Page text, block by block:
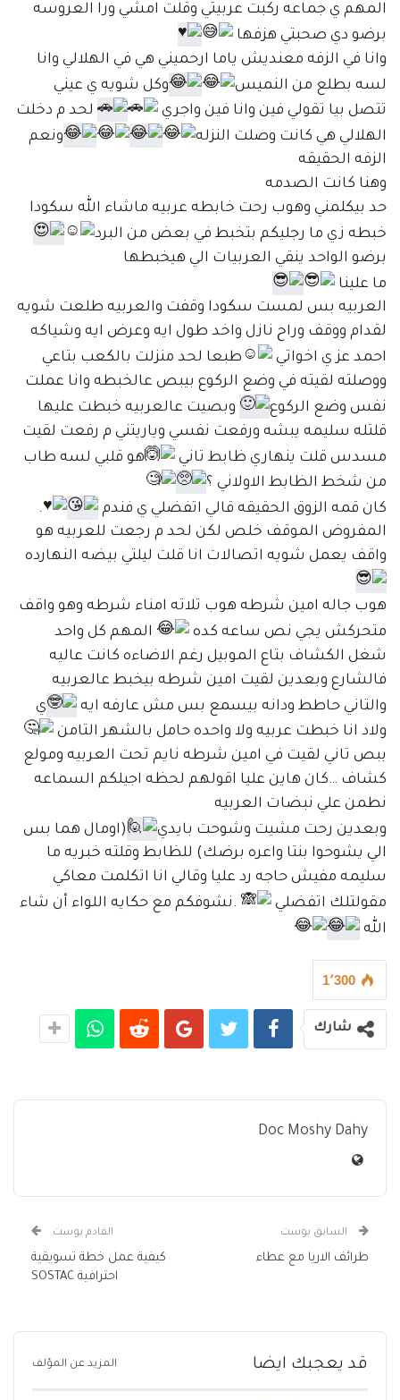
المهم ي جماعه ركبت عربيتي وقلت امشي ورا العروسه
برضو دي صحبتي هزفها
وانا في الزفه معنديش ياما ارحميني هي في الهلالي وانا
لسه بطلع من النميس
وكل شويه ي عيني
تتصل بيا تقولي فين وانا فين واجري
لحد م دخلت
الهلالي هي كانت وصلت النزله
ونعم
الزفه الحقيقه
وهنا كانت الصدمه
حد بيكلمني وهوب رحت خابطه عربيه ماشاء الله سكودا
خبطه زي ما رجليكم بتخبط في بعض من البرد
برضو الواحد ينقي العربيات الي هيخبطها
ما علينا
العربيه بس لمست سكودا وقفت والعربيه طلعت شويه
لقدام ووقف وراح نازل واخد طول ايه وعرض ايه وشياكه
احمد عز ي اخواتي
طبعا لحد منزلت بالكعب بتاعي
ووصلته لقيته في وضع الركوع بيبص عالخبطه وانا عملت
نفس وضع الركوع
وبصيت عالعربيه خبطت عليها
قلتله سليمه يبشه ورفعت نفسي وياريتني م رفعت لقيت
مسدس قلت ينهاري ظابط تاني
هو قلبي لسه طاب
من شخط الظابط الاولاني ؟
كان قمه الزوق الحقيقه قالي اتفضلي ي فندم
.
المفروض الموقف خلص لكن لحد م رجعت للعربيه هو
واقف يعمل شويه اتصالات انا قلت ليلتي بيضه النهارده
هوب جاله امين شرطه هوب تلاته امناء شرطه وهو واقف
متحركش يجي نص ساعه كده
المهم كل واحد
شغل الكشاف بتاع الموبيل رغم الاضاءه كانت عاليه
فالشارع وبعدين لقيت امين شرطه بيخبط عالعربيه
والتاني حاطط ودانه بيسمع بس مش عارفه ايه
ي
ولاد انا خبطت عربيه ولا واحده حامل بالشهر التامن
ببص تاني لقيت في امين شرطه نايم تحت العربيه ومولع
كشاف …كان هاين عليا اقولهم لحظه اجيلكم السماعه
نطمن علي نبضات العربيه
وبعدين رحت مشيت وشوحت بايدي
(اومال هما بس
الي يشوحوا بنتا واعره برضك) للظابط وقلته خبريه ما
سليمه مفيش حاجه رد عليا وقالي انا اتكلمت معاكي
مقولتلك اتفضلي
.نشوفكم مع حكايه اللواء أن شاء
الله
1٬300
شارك
Doc Moshy Dahy
السابق بوست
طرائف الاريا مع عطاء
القادم بوست
كيفية عمل خطة تسويقية
احترافية SOSTAC
قد يعجبك ايضا المزيد عن المؤلف